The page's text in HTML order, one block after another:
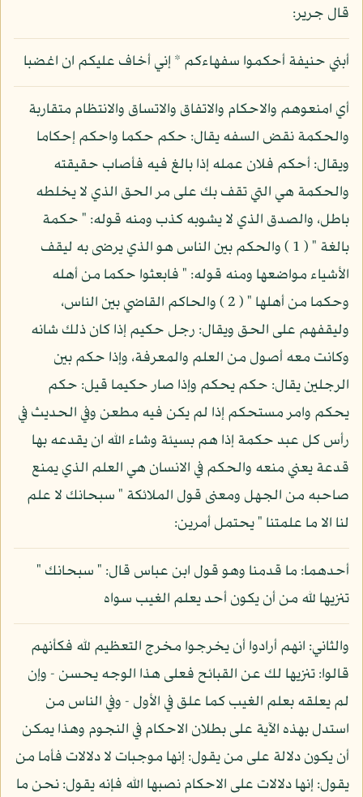
قال جرير:
أبني حنيفة أحكموا سفهاءكم * إني أخاف عليكم ان اغضبا
أي امنعوهم والاحكام والاتفاق والاتساق والانتظام متقاربة
والحكمة نقض السفه يقال: حكم حكما واحكم إحكاما
ويقال: أحكم فلان عمله إذا بالغ فيه فأصاب حقيقته
والحكمة هي التي تقف بك على مر الحق الذي لا يخلطه
باطل، والصدق الذي لا يشوبه كذب ومنه قوله: " حكمة
بالغة " ( 1 ) والحكم بين الناس هو الذي يرضى به ليقف
الأشياء مواضعها ومنه قوله: " فابعثوا حكما من أهله
وحكما من أهلها " ( 2 ) والحاكم القاضي بين الناس،
وليقفهم على الحق ويقال: رجل حكيم إذا كان ذلك شانه
وكانت معه أصول من العلم والمعرفة، وإذا حكم بين
الرجلين يقال: حكم يحكم وإذا صار حكيما قيل: حكم
يحكم وامر مستحكم إذا لم يكن فيه مطعن وفي الحديث في
رأس كل عبد حكمة إذا هم بسيئة وشاء الله ان يقدعه بها
قدعة يعني منعه والحكم في الانسان هي العلم الذي يمنع
صاحبه من الجهل ومعنى قول الملائكة " سبحانك لا علم
لنا الا ما علمتنا " يحتمل أمرين:
أحدهما: ما قدمنا وهو قول ابن عباس قال: " سبحانك "
تنزيها لله من أن يكون أحد يعلم الغيب سواه
والثاني: انهم أرادوا أن يخرجوا مخرج التعظيم لله فكأنهم
قالوا: تنزيها لك عن القبائح فعلى هذا الوجه يحسن - وإن
لم يعلقه بعلم الغيب كما علق في الأول - وفي الناس من
استدل بهذه الآية على بطلان الاحكام في النجوم وهذا يمكن
أن يكون دلالة على من يقول: إنها موجبات لا دلالات فأما من
يقول: إنها دلالات على الاحكام نصبها الله فإنه يقول: نحن ما